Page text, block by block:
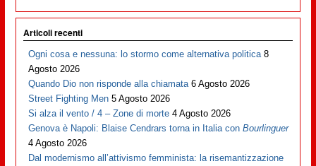
Articoli recenti
Ogni cosa e nessuna: lo stormo come alternativa politica 8
Agosto 2026
Quando Dio non risponde alla chiamata 6 Agosto 2026
Street Fighting Men 5 Agosto 2026
Si alza il vento / 4 – Zone di morte 4 Agosto 2026
Genova è Napoli: Blaise Cendrars torna in Italia conBourlinguer
4 Agosto 2026
Dal modernismo all’attivismo femminista: la risemantizzazione